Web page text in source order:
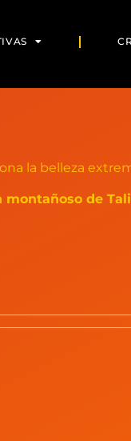
la belleza
montañoso de